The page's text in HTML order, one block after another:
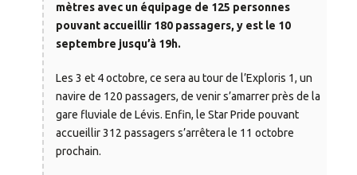
mètres avec un équipage de 125 personnes
pouvant accueillir 180 passagers, y est le 10
septembre jusqu’à 19h.
Les 3 et 4 octobre, ce sera au tour de l’Exploris 1, un
navire de 120 passagers, de venir s’amarrer près de la
gare fluviale de Lévis. Enfin, le Star Pride pouvant
accueillir 312 passagers s’arrêtera le 11 octobre
prochain.